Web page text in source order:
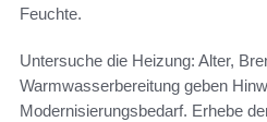
Feuchte.
Untersuche die Heizung: Alter,
Warmwasserbereitung geben
Modernisierungsbedarf. Erhebe